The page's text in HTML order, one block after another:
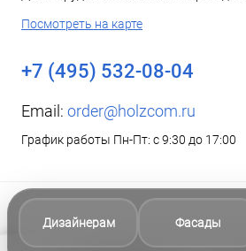
Посмотреть на карте
+7 (495) 532-08-04
Email: order@holzcom.ru
График работы Пн-Пт: с 9:30 до 17:00
Дизайнерам Фасады